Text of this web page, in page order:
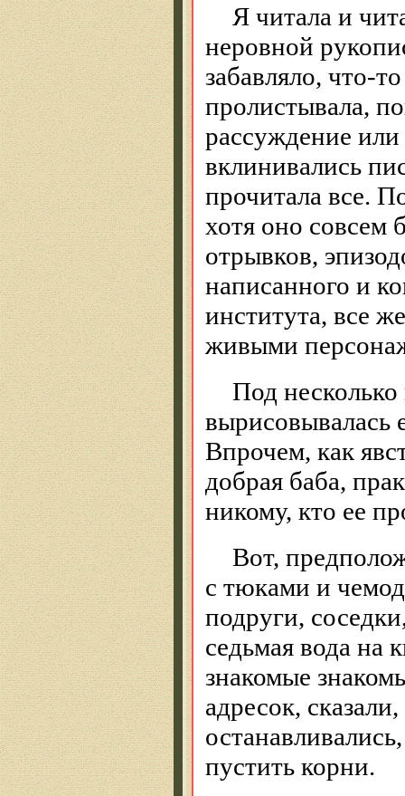
Я читала и
неровной
забавляло, что-
пролистывала,
рассуждение
вклинивались
прочитала все.
хотя оно совсем
отрывков,
написанного и
института, все
живыми
Под
вырисовывалась
Впрочем, как
добрая баба,
никому, кто ее
Вот,
с тюками и
подруги,
седьмая вода на
знакомые
адресок,
пустить корни.